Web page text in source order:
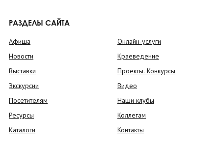
РАЗДЕЛЫ САЙТА
Афиша
Новости
Выставки
Экскурсии
Посетителям
Ресурсы
Каталоги
Онлайн-услуги
Краеведение
Проекты. Конкурсы
Видео
Наши клубы
Коллегам
Контакты